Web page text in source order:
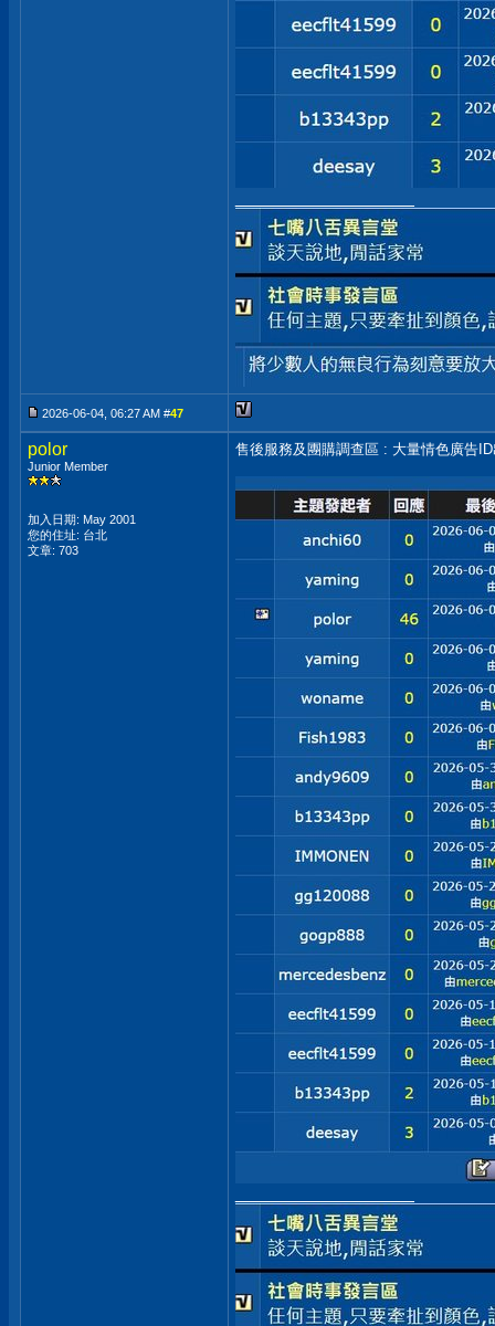
2026-06-04, 06:27 AM #47
polor
Junior Member
加入日期: May 2001
您的住址: 台北
文章: 703
售後服務及團購調查區 : 大量情色廣告